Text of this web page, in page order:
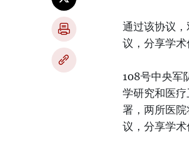
通过该协议
议，分享学术
108号中央军
学研究和医
署，两所医
议，分享学术